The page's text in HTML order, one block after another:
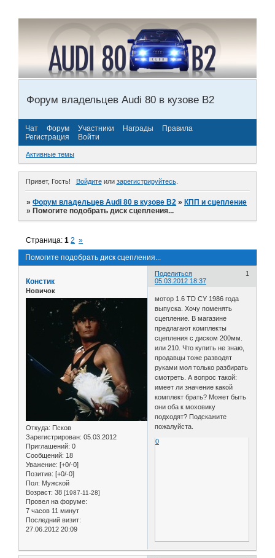
Форум владельцев Audi 80 в кузове В2
Чат Форум Участники Награды
Правила
Регистрация
Войти
Активные темы
Привет, Гость! Войдитеили зарегистрируйтесь.
»Форум владельцев Audi 80 в кузове В2 »КПП и сцепление
»Помогите подобрать диск сцепления...
Помогите подобрать диск сцепления...
Страница:1 2 »
Поделиться
1
05.03.2012 18:37
Констик
Новичок
Откуда: Псков
Зарегистрирован: 05.03.2012
Приглашений: 0
Сообщений: 18
Уважение: [+0/-0]
Позитив: [+0/-0]
Пол: Мужской
Возраст: 38 [1987-11-28]
Провел на форуме:
7 часов 11 минут
Последний визит:
27.06.2012 20:09
мотор 1.6 TD CY 1986 года
выпуска. Хочу поменять
сцепление. В магазине
предлагают комплекты
сцепления с диском 200мм.
или 210. Что купить не знаю,
продавцы тоже разводят
руками мол только разбирать
смотреть. А вопрос такой:
имеет ли значение какой
комплект брать? Может быть
они оба к моховику
подходят? Подскажите
пожалуйста.
0